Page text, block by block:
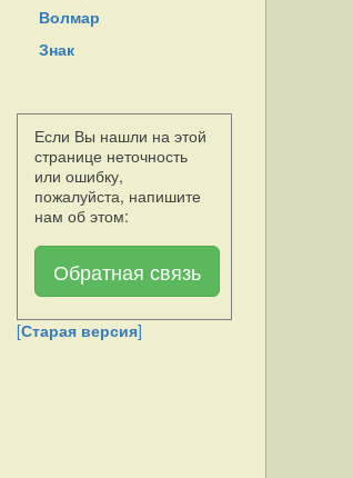
Волмар
Знак
Если Вы нашли на этой
странице неточность
или ошибку,
пожалуйста, напишите
нам об этом:
Обратная связь
[Старая версия]